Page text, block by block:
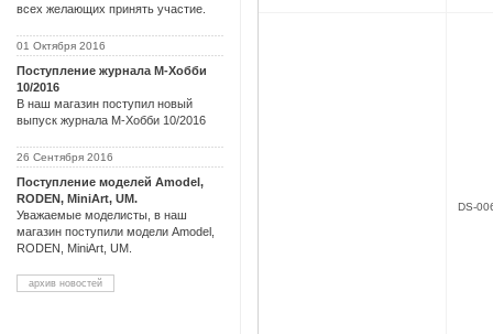
всех желающих принять участие.
01 Октября 2016
Поступление журнала М-Хобби
10/2016
В наш магазин поступил новый
выпуск журнала М-Хобби 10/2016
26 Сентября 2016
Поступление моделей Amodel,
RODEN, MiniArt, UM.
Уважаемые моделисты, в наш
магазин поступили модели Amodel,
RODEN, MiniArt, UM.
архив новостей
DS-